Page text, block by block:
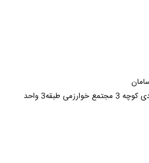
شیراز - خیابان سید جمالدین اسدآبادی کوچه 3 مجتمع خوارزمی طبقه3 واحد